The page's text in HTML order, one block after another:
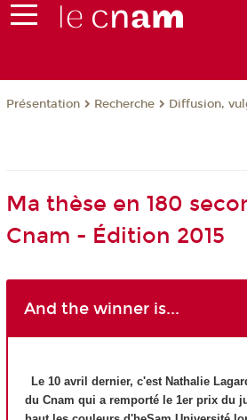
Présentation Recherche Diffusion,
Ma thèse en 180
Cnam - Édition 2015
And the winner is...
Le 10 avril dernier, c'est Nathalie
du Cnam qui a remporté le 1er prix du